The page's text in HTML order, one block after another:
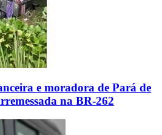
e moradora de Pará de
na BR-262